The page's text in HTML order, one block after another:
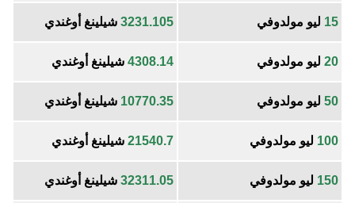
15 ليو مولدوفي 3231.105 شيلينغ أوغندي
20 ليو مولدوفي 4308.14 شيلينغ أوغندي
50 ليو مولدوفي 10770.35 شيلينغ أوغندي
100 ليو مولدوفي 21540.7 شيلينغ أوغندي
150 ليو مولدوفي 32311.05 شيلينغ أوغندي